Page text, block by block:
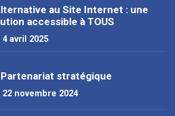
au Site Internet : une
accessible à TOUS
4 avril 2025
stratégique
22 novembre 2024